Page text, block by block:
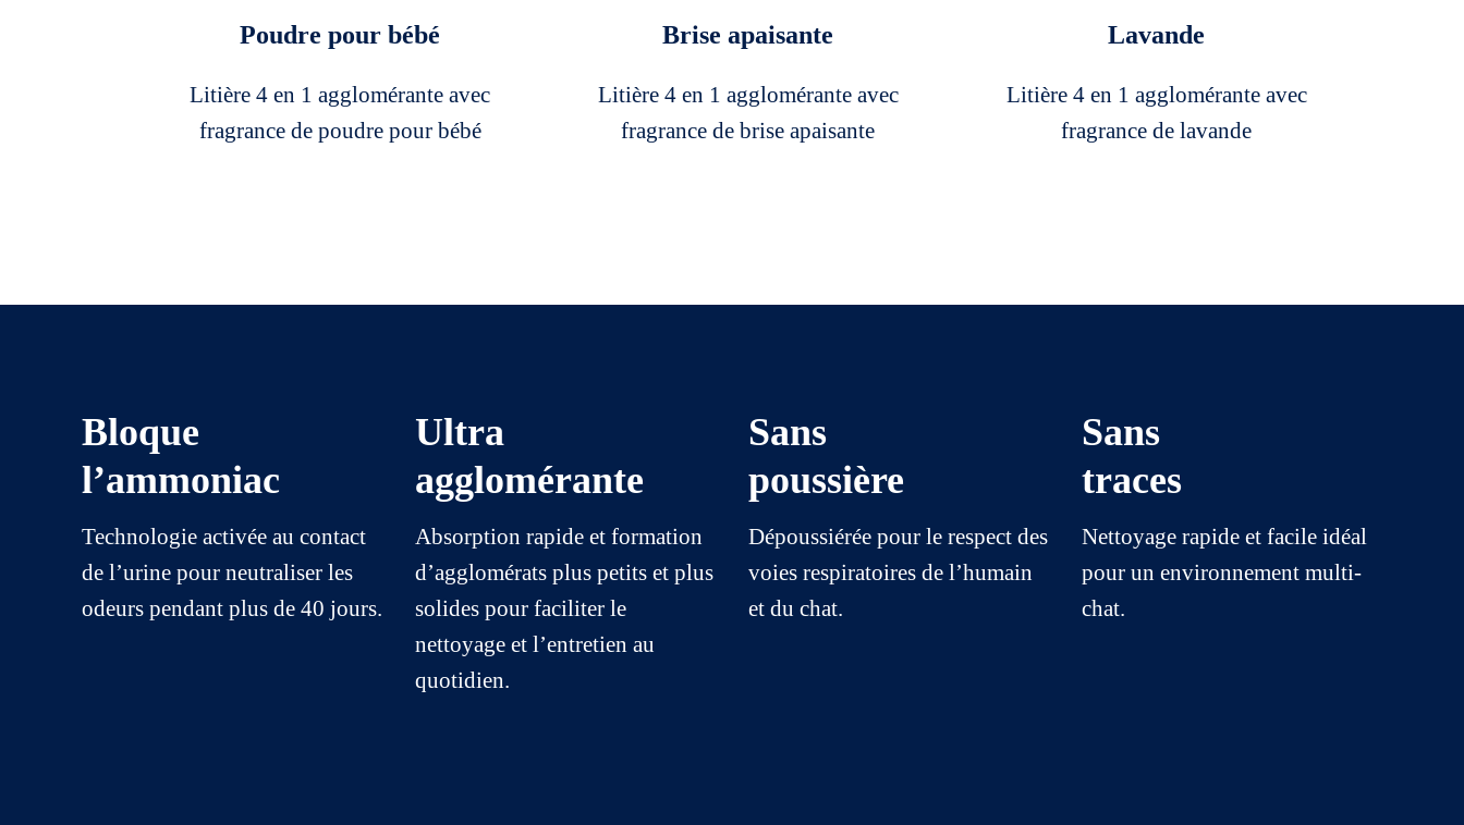
Poudre pour bébé
Litière 4 en 1 agglomérante avec
fragrance de poudre pour bébé
Brise apaisante
Litière 4 en 1 agglomérante avec
fragrance de brise apaisante
Lavande
Litière 4 en 1 agglomérante avec
fragrance de lavande
Bloque
l’ammoniac
Technologie activée au contact
de l’urine pour neutraliser les
odeurs pendant plus de 40 jours.
Ultra
agglomérante
Absorption rapide et formation
d’agglomérats plus petits et plus
solides pour faciliter le
nettoyage et l’entretien au
quotidien.
Sans
poussière
Dépoussiérée pour le respect des
voies respiratoires de l’humain
et du chat.
Sans
traces
Nettoyage rapide et facile idéal
pour un environnement multi-
chat.